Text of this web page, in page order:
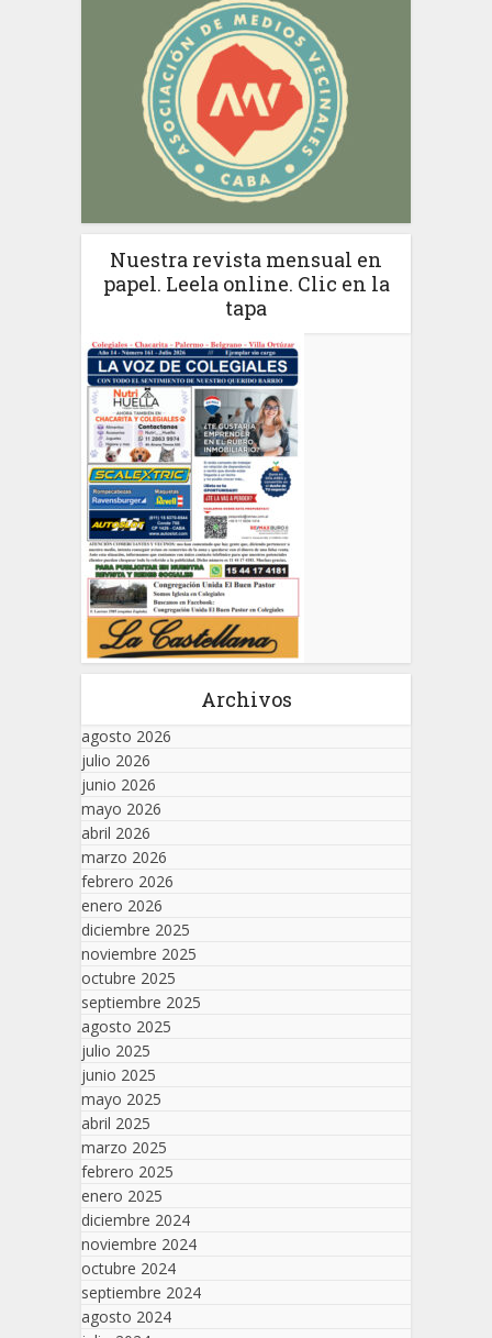
Nuestra revista mensual en
papel. Leela online. Clic en la
tapa
Archivos
agosto 2026
julio 2026
junio 2026
mayo 2026
abril 2026
marzo 2026
febrero 2026
enero 2026
diciembre 2025
noviembre 2025
octubre 2025
septiembre 2025
agosto 2025
julio 2025
junio 2025
mayo 2025
abril 2025
marzo 2025
febrero 2025
enero 2025
diciembre 2024
noviembre 2024
octubre 2024
septiembre 2024
agosto 2024